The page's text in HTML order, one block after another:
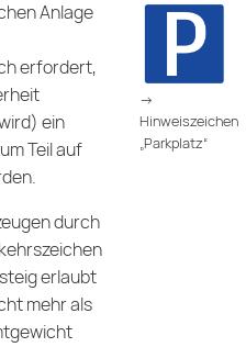
Anlage
erfordert,
ein
Teil auf
durch
erlaubt
mehr als
->
Hinweiszeichen
„Parkplatz“